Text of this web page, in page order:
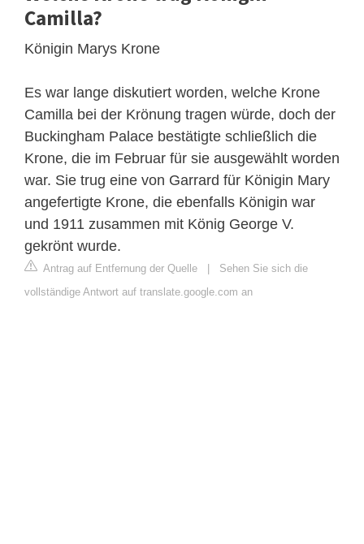
Camilla?
Königin Marys Krone
Es war lange diskutiert worden, welche Krone
Camilla bei der Krönung tragen würde, doch der
Buckingham Palace bestätigte schließlich die
Krone, die im Februar für sie ausgewählt worden
war. Sie trug eine von Garrard für Königin Mary
angefertigte Krone, die ebenfalls Königin war
und 1911 zusammen mit König George V.
gekrönt wurde.
Antrag auf Entfernung der Quelle | Sehen Sie sich die
vollständige Antwort auf translate.google.com an